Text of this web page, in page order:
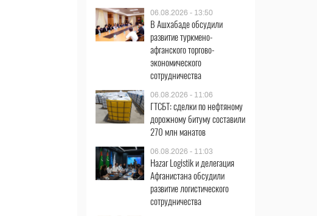
06.08.2026 - 13:50
В Ашхабаде обсудили
развитие туркмено-
афганского торгово-
экономического
сотрудничества
06.08.2026 - 11:06
ГТСБТ: сделки по нефтяному
дорожному битуму составили
270 млн манатов
06.08.2026 - 11:03
Hazar Logistik и делегация
Афганистана обсудили
развитие логистического
сотрудничества